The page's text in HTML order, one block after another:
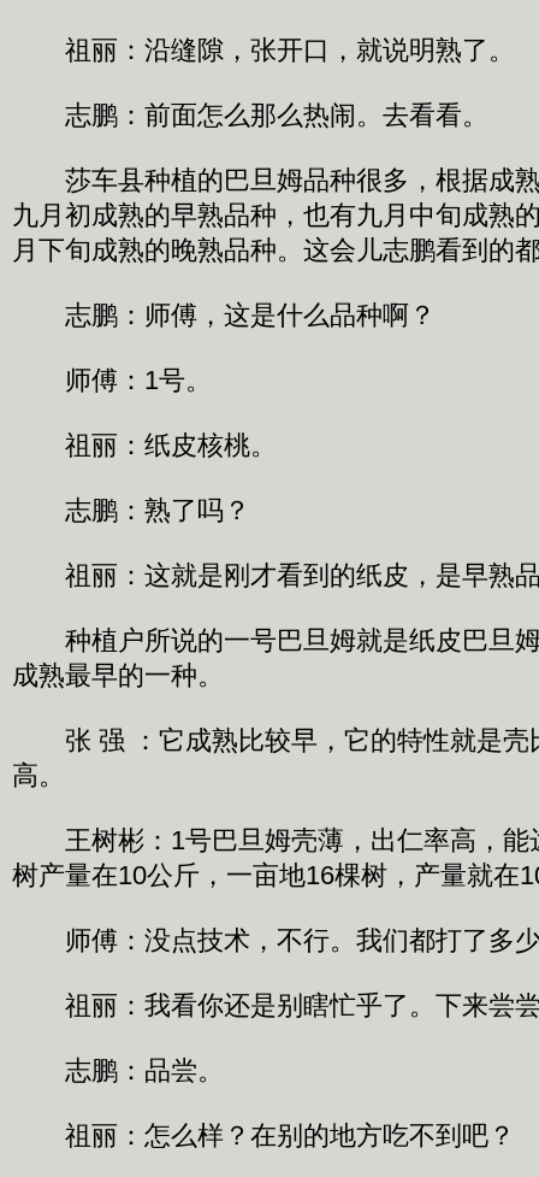
祖丽：沿缝隙，张开口，就说明熟了。
志鹏：前面怎么那么热闹。去看看。
莎车县种植的巴旦姆品种很多，根据成
九月初成熟的早熟品种，也有九月中旬成熟
月下旬成熟的晚熟品种。这会儿志鹏看到的
志鹏：师傅，这是什么品种啊？
师傅：1号。
祖丽：纸皮核桃。
志鹏：熟了吗？
祖丽：这就是刚才看到的纸皮，是早熟
种植户所说的一号巴旦姆就是纸皮巴旦
成熟最早的一种。
张 强 ：它成熟比较早，它的特性就是壳
高。
王树彬：1号巴旦姆壳薄，出仁率高，能
树产量在10公斤，一亩地16棵树，产量就在
师傅：没点技术，不行。我们都打了多
祖丽：我看你还是别瞎忙乎了。下来尝
志鹏：品尝。
祖丽：怎么样？在别的地方吃不到吧？